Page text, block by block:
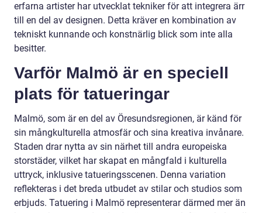
erfarna artister har utvecklat tekniker för att integrera ärr
till en del av designen. Detta kräver en kombination av
tekniskt kunnande och konstnärlig blick som inte alla
besitter.
Varför Malmö är en speciell
plats för tatueringar
Malmö, som är en del av Öresundsregionen, är känd för
sin mångkulturella atmosfär och sina kreativa invånare.
Staden drar nytta av sin närhet till andra europeiska
storstäder, vilket har skapat en mångfald i kulturella
uttryck, inklusive tatueringsscenen. Denna variation
reflekteras i det breda utbudet av stilar och studios som
erbjuds. Tatuering i Malmö representerar därmed mer än